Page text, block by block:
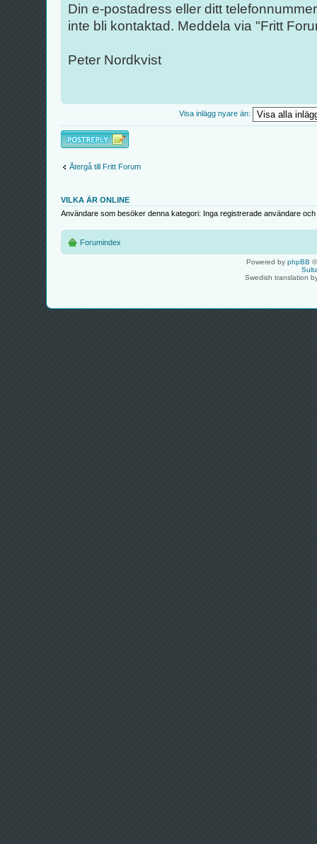
Din e-postadress eller ditt
inte bli kontaktad. Meddela via "Fritt
Peter Nordkvist
Visa inlägg nyare än:
Besvara
Återgå till Fritt Forum
VILKA ÄR ONLINE
Användare som besöker denna kategori: Inga registrerade användare
Forumindex
Powered by phpBB
Swedish translation